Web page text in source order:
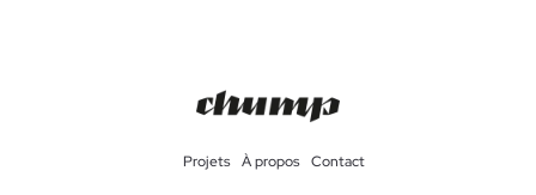
Projets À propos Contact